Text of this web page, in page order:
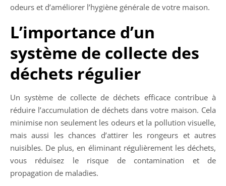
odeurs et d’améliorer l’hygiène générale de votre maison.
L’importance d’un
système de collecte des
déchets régulier
Un système de collecte de déchets efficace contribue à
réduire l’accumulation de déchets dans votre maison. Cela
minimise non seulement les odeurs et la pollution visuelle,
mais aussi les chances d’attirer les rongeurs et autres
nuisibles. De plus, en éliminant régulièrement les déchets,
vous réduisez le risque de contamination et de
propagation de maladies.